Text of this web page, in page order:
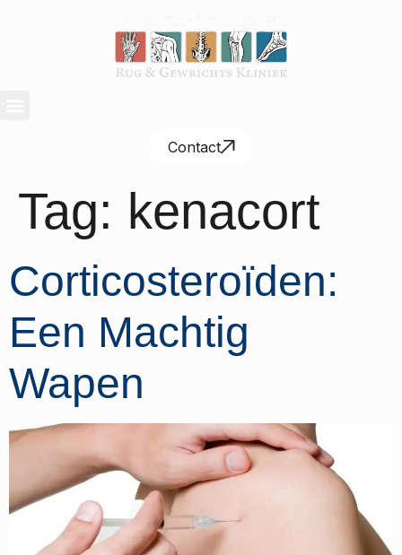
Contact
Tag: kenacort
Corticosteroïden:
Een Machtig
Wapen